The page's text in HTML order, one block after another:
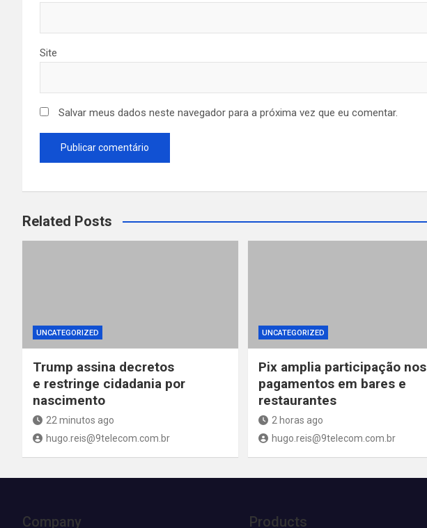
Site
Salvar meus dados neste navegador para a próxima vez que eu comentar.
Related Posts
UNCATEGORIZED
Trump assina decretos
e restringe cidadania por
nascimento
22 minutos ago
hugo.reis@9telecom.com.br
UNCATEGORIZED
Pix amplia participação nos
pagamentos em bares e
restaurantes
2 horas ago
hugo.reis@9telecom.com.br
Company Products